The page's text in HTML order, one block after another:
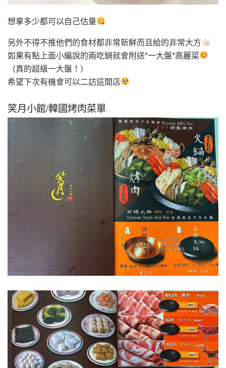
想拿多少都可以自己估量
另外不得不推他們的食材都非常新鮮而且給的非常大方
如果有點上面小編說的兩吃鍋就會附送*一大盤*高麗菜
（真的超級一大盤！）
希望下次有機會可以二訪這間店
笑月小館/韓國烤肉菜單